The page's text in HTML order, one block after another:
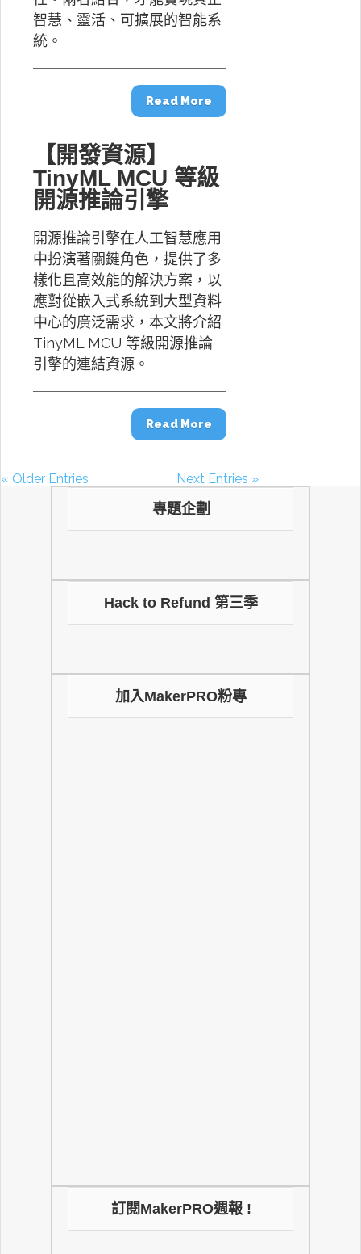
智慧、靈活、可擴展的智能系
統。
Read More
【開發資源】
TinyML MCU 等級
開源推論引擎
開源推論引擎在人工智慧應用
中扮演著關鍵角色，提供了多
樣化且高效能的解決方案，以
應對從嵌入式系統到大型資料
中心的廣泛需求，本文將介紹
TinyML MCU 等級開源推論
引擎的連結資源。
Read More
« Older Entries Next Entries »
專題企劃
Hack to Refund 第三季
加入MakerPRO粉專
訂閱MakerPRO週報 !